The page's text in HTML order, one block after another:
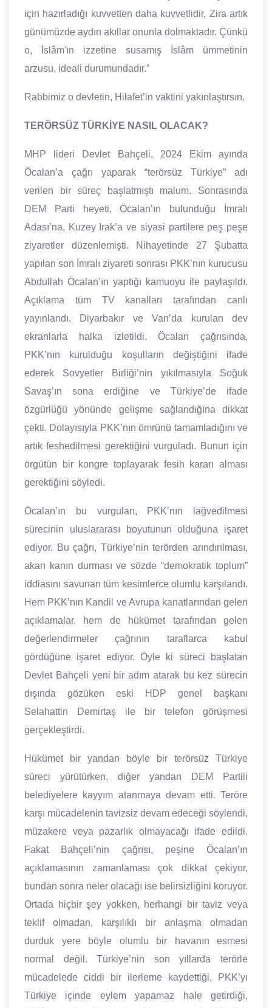
için hazırladığı kuvvetten daha kuvvetlidir. Zira artık
günümüzde aydın akıllar onunla dolmaktadır. Çünkü
o, İslâm'ın izzetine susamış İslâm ümmetinin
arzusu, ideali durumundadır.”
Rabbimiz o devletin, Hilafet’in vaktini yakınlaştırsın.
TERÖRSÜZ TÜRKİYE NASIL OLACAK?
MHP lideri Devlet Bahçeli, 2024 Ekim ayında
Öcalan’a çağrı yaparak “terörsüz Türkiye” adı
verilen bir süreç başlatmıştı malum. Sonrasında
DEM Parti heyeti, Öcalan’ın bulunduğu İmralı
Adası’na, Kuzey Irak’a ve siyasi partilere peş peşe
ziyaretler düzenlemişti. Nihayetinde 27 Şubatta
yapılan son İmralı ziyareti sonrası PKK’nın kurucusu
Abdullah Öcalan’ın yaptığı kamuoyu ile paylaşıldı.
Açıklama tüm TV kanalları tarafından canlı
yayınlandı, Diyarbakır ve Van’da kurulan dev
ekranlarla halka izletildi. Öcalan çağrısında,
PKK’nın kurulduğu koşulların değiştiğini ifade
ederek Sovyetler Birliği’nin yıkılmasıyla Soğuk
Savaş’ın sona erdiğine ve Türkiye’de ifade
özgürlüğü yönünde gelişme sağlandığına dikkat
çekti. Dolayısıyla PKK’nın ömrünü tamamladığını ve
artık feshedilmesi gerektiğini vurguladı. Bunun için
örgütün bir kongre toplayarak fesih kararı alması
gerektiğini söyledi.
Öcalan’ın bu vurguları, PKK’nın lağvedilmesi
sürecinin uluslararası boyutunun olduğuna işaret
ediyor. Bu çağrı, Türkiye’nin terörden arındırılması,
akan kanın durması ve sözde “demokratik toplum”
iddiasını savunan tüm kesimlerce olumlu karşılandı.
Hem PKK’nın Kandil ve Avrupa kanatlarından gelen
açıklamalar, hem de hükümet tarafından gelen
değerlendirmeler çağrının taraflarca kabul
gördüğüne işaret ediyor. Öyle ki süreci başlatan
Devlet Bahçeli yeni bir adım atarak bu kez sürecin
dışında gözüken eski HDP genel başkanı
Selahattin Demirtaş ile bir telefon görüşmesi
gerçekleştirdi.
Hükümet bir yandan böyle bir terörsüz Türkiye
süreci yürütürken, diğer yandan DEM Partili
belediyelere kayyım atanmaya devam etti. Teröre
karşı mücadelenin tavizsiz devam edeceği söylendi,
müzakere veya pazarlık olmayacağı ifade edildi.
Fakat Bahçeli’nin çağrısı, peşine Öcalan’ın
açıklamasının zamanlaması çok dikkat çekiyor,
bundan sonra neler olacağı ise belirsizliğini koruyor.
Ortada hiçbir şey yokken, herhangi bir taviz veya
teklif olmadan, karşılıklı bir anlaşma olmadan
durduk yere böyle olumlu bir havanın esmesi
normal değil. Türkiye’nin son yıllarda terörle
mücadelede ciddi bir ilerleme kaydettiği, PKK’yı
Türkiye içinde eylem yapamaz hale getirdiği,